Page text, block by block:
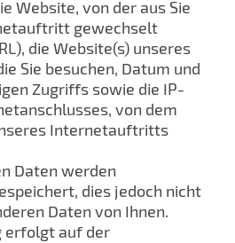
Website, von der aus Sie
gewechselt
die Website(s) unseres
Sie besuchen, Datum und
Zugriffs sowie die IP-
von dem
Internetauftritts
Daten werden
dies jedoch nicht
Daten von Ihnen.
erfolgt auf der